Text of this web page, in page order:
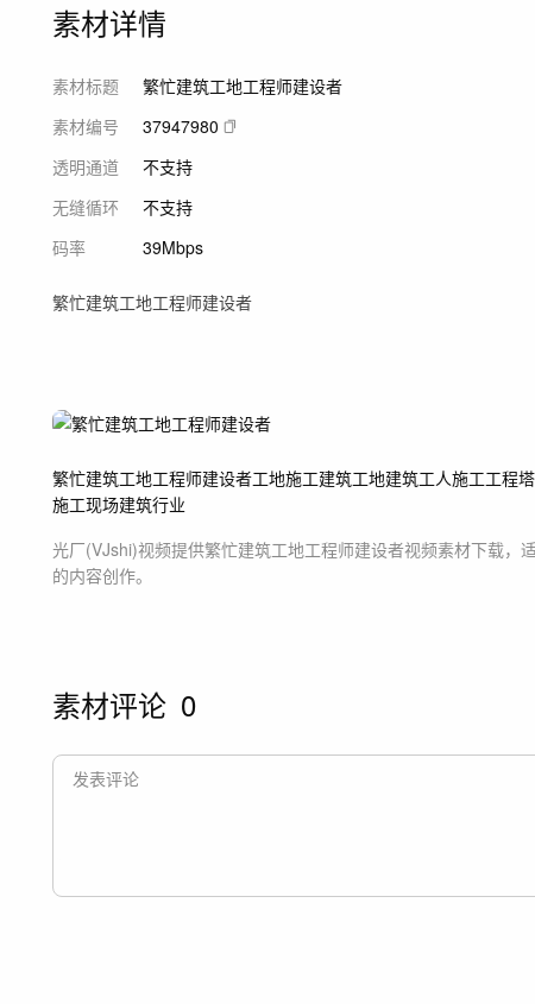
素材详情
素材标题
繁忙建筑工地工程师建设者
素材编号
37947980
透明通道
不支持
无缝循环
不支持
码率
39Mbps
繁忙建筑工地工程师建设者
繁忙建筑工地工程师建设者工地施工建筑工地建筑工人施工工程
施工现场建筑行业
光厂(VJshi)视频提供繁忙建筑工地工程师建设者视频素材下载，
的内容创作。
素材评论 0